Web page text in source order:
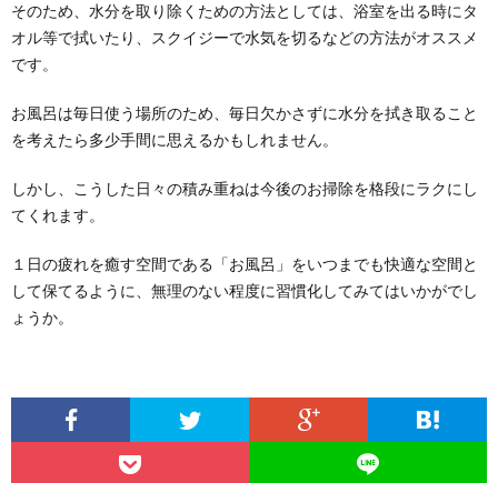
書類の整理術を身につけ仕事をスムーズ
に。できるオトコの整理術
す。 そうすると、やるべき仕事が見えてきて、よ...
違いと掃除方法について
窓の掃除にはどんな洗剤を使うとよいのでしょうか？
そのため、水分を取り除くための方法としては、浴室を出る時にタ
オル等で拭いたり、スクイジーで水気を切るなどの方法がオススメ
です。
お風呂は毎日使う場所のため、毎日欠かさずに水分を拭き取ること
を考えたら多少手間に思えるかもしれません。
しかし、こうした日々の積み重ねは今後のお掃除を格段にラクにし
てくれます。
１日の疲れを癒す空間である「お風呂」をいつまでも快適な空間と
して保てるように、無理のない程度に習慣化してみてはいかがでし
ょうか。